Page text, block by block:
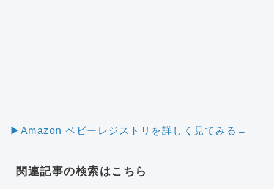
▶︎Amazon ベビーレジストリを詳しく見てみる→
関連記事の検索はこちら